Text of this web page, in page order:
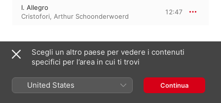
I. Allegro
Cristofori, Arthur Schoonderwoerd
12:47
II. Poco adagio
Cristofori,Arthur Schoonderwoerd
Scegli un altro paese per vedere i contenuti
specifici per l’area in cui ti trovi
United States Continua